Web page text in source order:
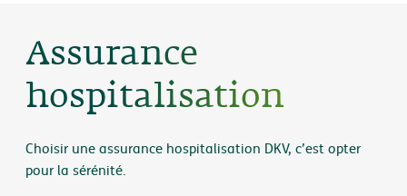
Assurance
hospitalisation
Choisir une assurance hospitalisation DKV, c’est opter
pour la sérénité.